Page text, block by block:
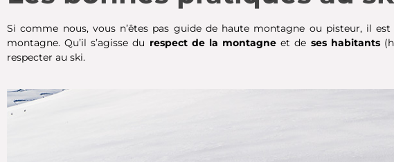
Si comme nous, vous n’êtes pas guide de haute montagne ou pisteur, il
montagne. Qu’il s’agisse du respect de la montagne et de ses habitants
respecter au ski.